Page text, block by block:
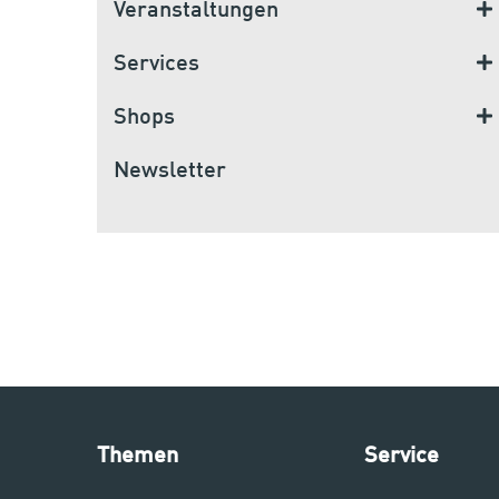
Veranstaltungen
Services
Shops
Newsletter
Themen Service